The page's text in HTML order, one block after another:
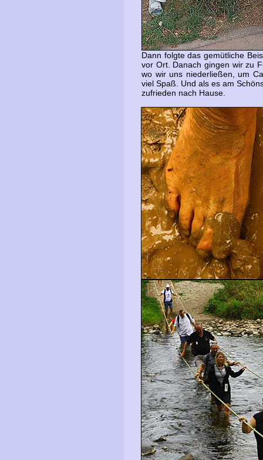
Dann folgte das gemütliche
vor Ort. Danach gingen wir zu
wo wir uns niederließen, um
viel Spaß. Und als es am
zufrieden nach Hause.